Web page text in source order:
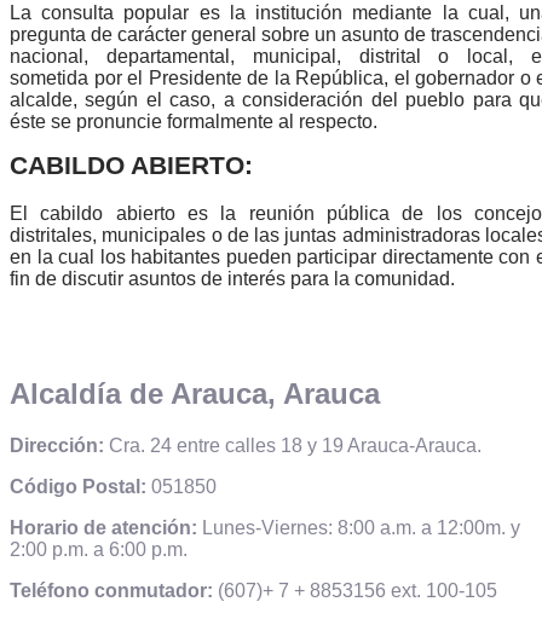
La consulta popular es la institución mediante la cual,
pregunta de carácter general sobre un asunto de
nacional, departamental, municipal, distrital o local,
sometida por el Presidente de la República, el gobernador o
alcalde, según el caso, a consideración del pueblo para
éste se pronuncie formalmente al respecto. ​
CABILDO ABIERTO:
El cabildo abierto es la reunión pública de los
distritales, municipales o de las juntas administradoras
en la cual los habitantes pueden participar directamente con
fin de discutir asuntos de interés para la comunidad.
Alcaldía de Arauca, Arauca
Dirección: Cra. 24 entre calles 18 y 19 Arauca-Arauca.
Código Postal: 051850
Horario de atención: Lunes-Viernes: 8:00 a.m. a 12:00m. y
2:00 p.m. a 6:00 p.m.
Teléfono conmutador: (607)+ 7 + 8853156 ext. 100-105